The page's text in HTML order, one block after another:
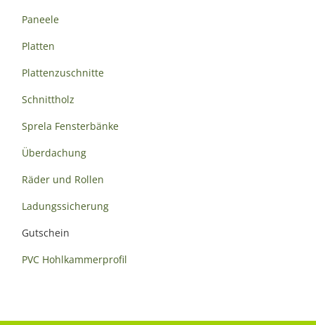
Paneele
Platten
Plattenzuschnitte
Schnittholz
Sprela Fensterbänke
Überdachung
Räder und Rollen
Ladungssicherung
Gutschein
PVC Hohlkammerprofil